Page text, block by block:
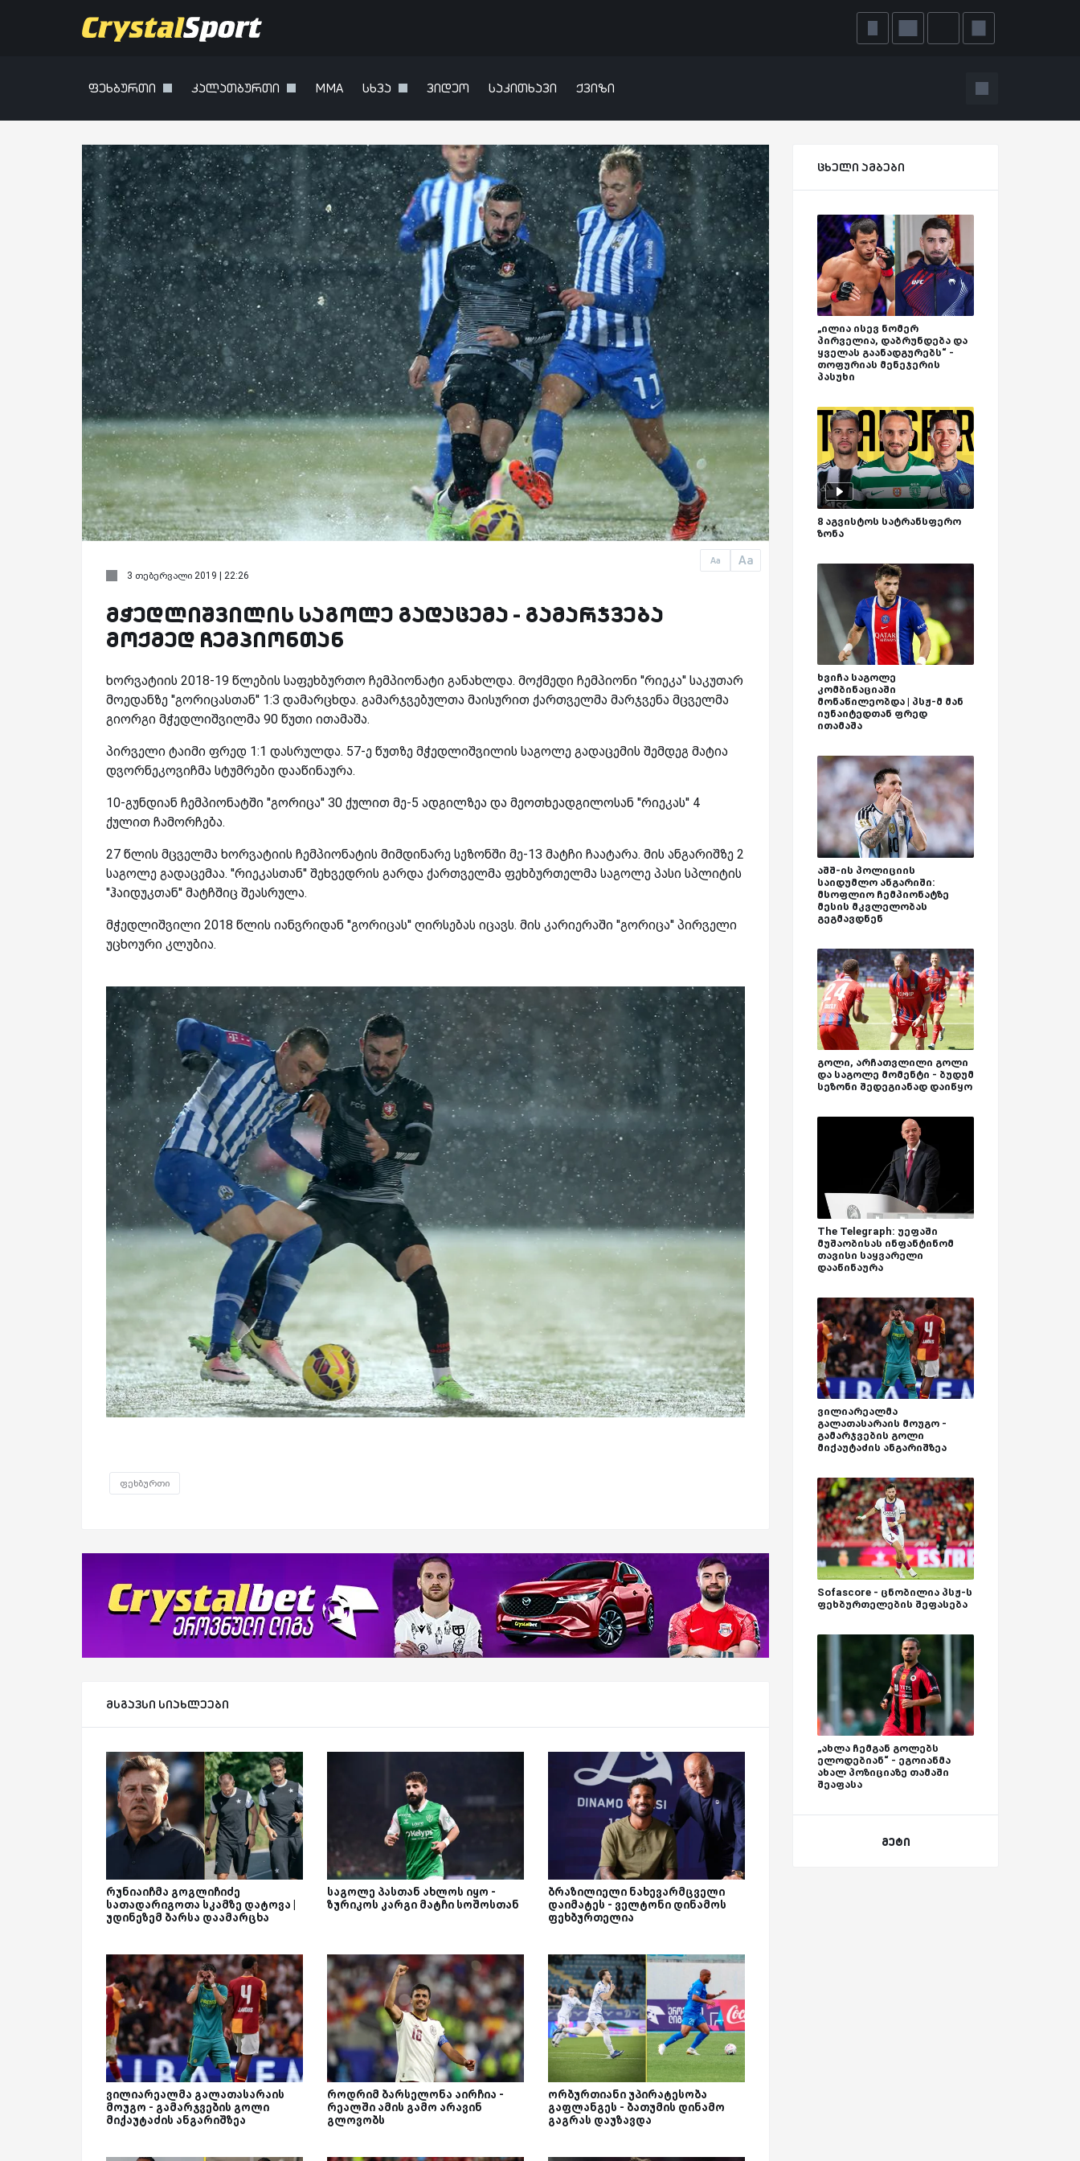
ფეხბურთი კალათბურთი MMA სხვა ვიდეო საკითხავი ქვიზი
Aa Aa
3 თებერვალი 2019 | 22:26
მჭედლიშვილის საგოლე გადაცემა - გამარჯვება
მოქმედ ჩემპიონთან
ხორვატიის 2018-19 წლების საფეხბურთო ჩემპიონატი განახლდა. მოქმედი ჩემპიონი ''რიეკა'' საკუთარ
მოედანზე ''გორიცასთან'' 1:3 დამარცხდა. გამარჯვებულთა მაისურით ქართველმა მარჯვენა მცველმა
გიორგი მჭედლიშვილმა 90 წუთი ითამაშა.
პირველი ტაიმი ფრედ 1:1 დასრულდა. 57-ე წუთზე მჭედლიშვილის საგოლე გადაცემის შემდეგ მატია
დვორნეკოვიჩმა სტუმრები დააწინაურა.
10-გუნდიან ჩემპიონატში ''გორიცა'' 30 ქულით მე-5 ადგილზეა და მეოთხეადგილოსან ''რიეკას'' 4
ქულით ჩამორჩება.
27 წლის მცველმა ხორვატიის ჩემპიონატის მიმდინარე სეზონში მე-13 მატჩი ჩაატარა. მის ანგარიშზე 2
საგოლე გადაცემაა. ''რიეკასთან'' შეხვედრის გარდა ქართველმა ფეხბურთელმა საგოლე პასი სპლიტის
''ჰაიდუკთან'' მატჩშიც შეასრულა.
მჭედლიშვილი 2018 წლის იანვრიდან ''გორიცას'' ღირსებას იცავს. მის კარიერაში ''გორიცა'' პირველი
უცხოური კლუბია.
ფეხბურთი
მსგავსი სიახლეები
რუნიაიჩმა გოგლიჩიძე
სათადარიგოთა სკამზე დატოვა |
უდინეზემ ბარსა დაამარცხა
საგოლე პასთან ახლოს იყო -
ზურიკოს კარგი მატჩი სოშოსთან
ბრაზილიელი ნახევარმცველი
დაიმატეს - ველტონი დინამოს
ფეხბურთელია
ვილიარეალმა გალათასარაის
მოუგო - გამარჯვების გოლი
მიქაუტაძის ანგარიშზეა
როდრიმ ბარსელონა აირჩია -
რეალში ამის გამო არავინ
გლოვობს
ორბურთიანი უპირატესობა
გაფლანგეს - ბათუმის დინამო
გაგრას დაუზავდა
ცხელი ამბები
„ილია ისევ ნომერ
პირველია, დაბრუნდება და
ყველას გაანადგურებს“ -
თოფურიას მენეჯერის
პასუხი
8 აგვისტოს სატრანსფერო
ზონა
ხვიჩა საგოლე
კომბინაციაში
მონაწილეობდა | პსჟ-მ მან
იუნაიტედთან ფრედ
ითამაშა
აშშ-ის პოლიციის
საიდუმლო ანგარიში:
მსოფლიო ჩემპიონატზე
მესის მკვლელობას
გეგმავდნენ
გოლი, არჩათვლილი გოლი
და საგოლე მომენტი - ბუდუმ
სეზონი შედეგიანად დაიწყო
The Telegraph: უეფაში
მუშაობისას ინფანტინომ
თავისი საყვარელი
დააწინაურა
ვილიარეალმა
გალათასარაის მოუგო -
გამარჯვების გოლი
მიქაუტაძის ანგარიშზეა
Sofascore - ცნობილია პსჟ-ს
ფეხბურთელების შეფასება
„ახლა ჩემგან გოლებს
ელოდებიან“ - ეგოიანმა
ახალ პოზიციაზე თამაში
შეაფასა
მეტი